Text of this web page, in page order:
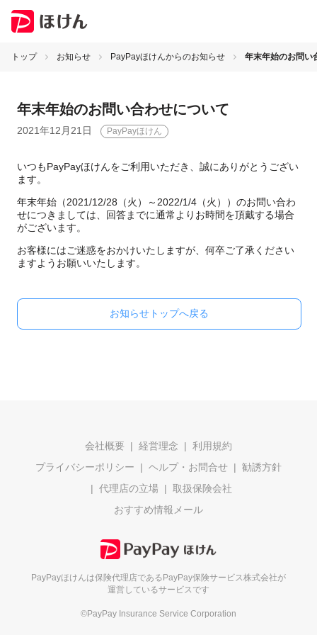
トップ お知らせ PayPayほけんからのお知らせ 年末年始のお問い
年末年始のお問い合わせについて
2021年12月21日 PayPayほけん
いつもPayPayほけんをご利用いただき、誠にありがとうござい
ます。
年末年始（2021/12/28（火）～2022/1/4（火））のお問い合わ
せにつきましては、回答までに通常よりお時間を頂戴する場合
がございます。
お客様にはご迷惑をおかけいたしますが、何卒ご了承ください
ますようお願いいたします。
お知らせトップへ戻る
会社概要 経営理念
利用規約
プライバシーポリシー
ヘルプ・お問合せ
勧誘方針
代理店の立場
取扱保険会社
おすすめ情報メール
PayPayほけんは保険代理店である PayPay保険サービス株式会社が
運営しているサービスです
©PayPay Insurance Service Corporation